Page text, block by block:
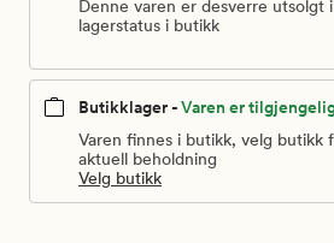
Denne varen er desverre utsolgt
lagerstatus i butikk
Butikklager -Varen er
Varen finnes i butikk, velg butikk
aktuell beholdning
Velg butikk